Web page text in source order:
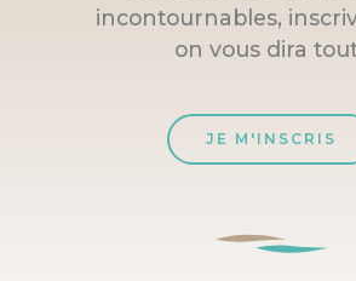
incontournables,
on vous dira
JE M'INSCRIS